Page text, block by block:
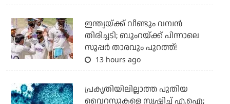
ഇന്ത്യയ്ക്ക് വീണ്ടും വമ്പന്‍
തിരിച്ചടി; ബുംറയ്ക്ക് പിന്നാലെ
സൂപ്പര്‍ താരവും പുറത്ത്!
13 hours ago
പ്രകൃതിയിലില്ലാത്ത പുതിയ
വൈറസുകളെ സൃഷ്ടിച്ച് എ.ഐ;